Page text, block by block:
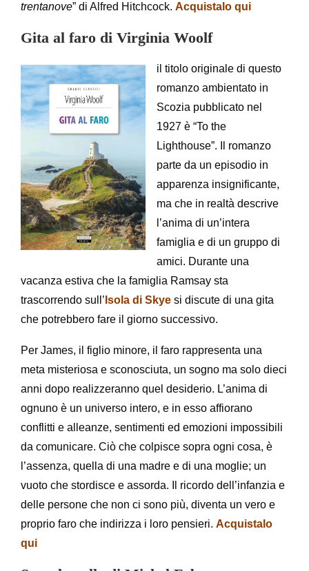
trentanove” di Alfred Hitchcock. Acquistalo qui
Gita al faro di Virginia Woolf
il titolo originale di questo
romanzo ambientato in
Scozia pubblicato nel
1927 è “To the
Lighthouse”. Il romanzo
parte da un episodio in
apparenza insignificante,
ma che in realtà descrive
l’anima di un’intera
famiglia e di un gruppo di
amici. Durante una
vacanza estiva che la famiglia Ramsay sta
trascorrendo sull’ Isola di Skye si discute di una gita
che potrebbero fare il giorno successivo.
Per James, il figlio minore, il faro rappresenta una
meta misteriosa e sconosciuta, un sogno ma solo dieci
anni dopo realizzeranno quel desiderio. L’anima di
ognuno è un universo intero, e in esso affiorano
conflitti e alleanze, sentimenti ed emozioni impossibili
da comunicare. Ciò che colpisce sopra ogni cosa, è
l’assenza, quella di una madre e di una moglie; un
vuoto che stordisce e assorda. Il ricordo dell’infanzia e
delle persone che non ci sono più, diventa un vero e
proprio faro che indirizza i loro pensieri. Acquistalo
qui